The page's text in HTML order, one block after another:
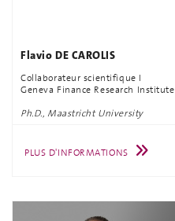
Flavio DE CAROLIS
Collaborateur scientifique I
Geneva Finance Research Institute
Ph.D., Maastricht University
PLUS D'INFORMATIONS